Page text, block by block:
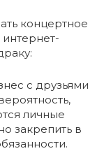
концертное
с друзьями
личные
закрепить в